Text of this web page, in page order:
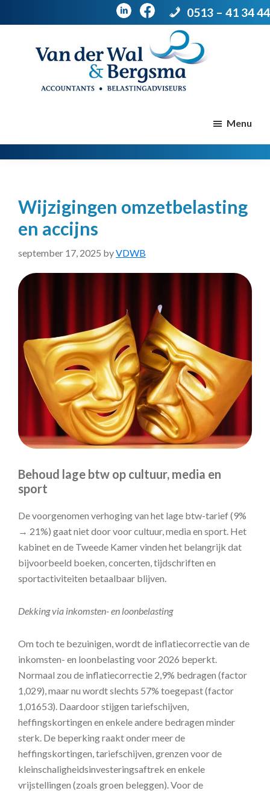
0513 – 41 34 44
Menu
Wijzigingen omzetbelasting
en accijns
september 17, 2025 byVDWB
Behoud lage btw op cultuur, media en
sport
De voorgenomen verhoging van het lage btw-tarief (9%
→ 21%) gaat niet door voor cultuur, media en sport. Het
kabinet en de Tweede Kamer vinden het belangrijk dat
bijvoorbeeld boeken, concerten, tijdschriften en
sportactiviteiten betaalbaar blijven.
Dekking via inkomsten- en loonbelasting
Om toch te bezuinigen, wordt de inflatiecorrectie van de
inkomsten- en loonbelasting voor 2026 beperkt.
Normaal zou de inflatiecorrectie 2,9% bedragen (factor
1,029), maar nu wordt slechts 57% toegepast (factor
1,01653). Daardoor stijgen tariefschijven,
heffingskortingen en enkele andere bedragen minder
sterk. De beperking raakt onder meer de
heffingskortingen, tariefschijven, grenzen voor de
kleinschaligheidsinvesteringsaftrek en enkele
vrijstellingen (zoals groen beleggen). Voor de